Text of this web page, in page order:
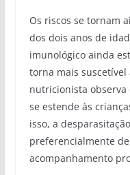
Os riscos se tornam
dos dois anos de
imunológico ainda
torna mais suscetível
nutricionista
se estende às
isso, a
preferencialmente
acompanhamento